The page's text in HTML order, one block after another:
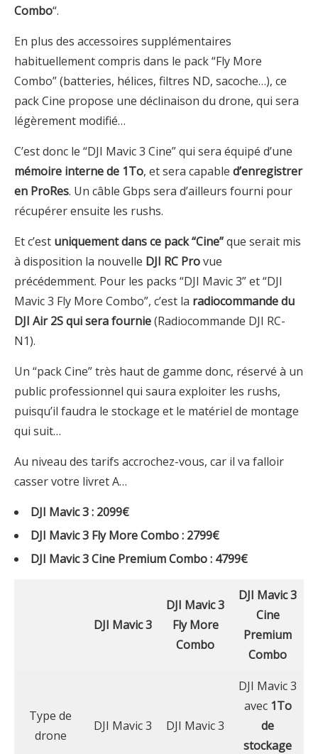
Combo“.
En plus des accessoires supplémentaires
habituellement compris dans le pack “Fly More
Combo” (batteries, hélices, filtres ND, sacoche…), ce
pack Cine propose une déclinaison du drone, qui sera
légèrement modifié…
C’est donc le “DJI Mavic 3 Cine” qui sera équipé d’une
mémoire interne de 1To, et sera capable d’enregistrer
en ProRes. Un câble Gbps sera d’ailleurs fourni pour
récupérer ensuite les rushs.
Et c’est uniquement dans ce pack “Cine”que serait mis
à disposition la nouvelle DJI RC Provue
précédemment. Pour les packs “DJI Mavic 3” et “DJI
Mavic 3 Fly More Combo”, c’est la radiocommande du
DJI Air 2S qui sera fournie(Radiocommande DJI RC-
N1).
Un “pack Cine” très haut de gamme donc, réservé à un
public professionnel qui saura exploiter les rushs,
puisqu’il faudra le stockage et le matériel de montage
qui suit…
Au niveau des tarifs accrochez-vous, car il va falloir
casser votre livret A…
DJI Mavic 3 : 2099€
DJI Mavic 3 Fly More Combo : 2799€
DJI Mavic 3 Cine Premium Combo : 4799€
DJI Mavic 3
DJI Mavic 3
Fly More
Combo
DJI Mavic 3
Cine
Premium
Combo
Type de
drone
DJI Mavic 3 DJI Mavic 3
DJI Mavic 3
avec 1To
de
stockage